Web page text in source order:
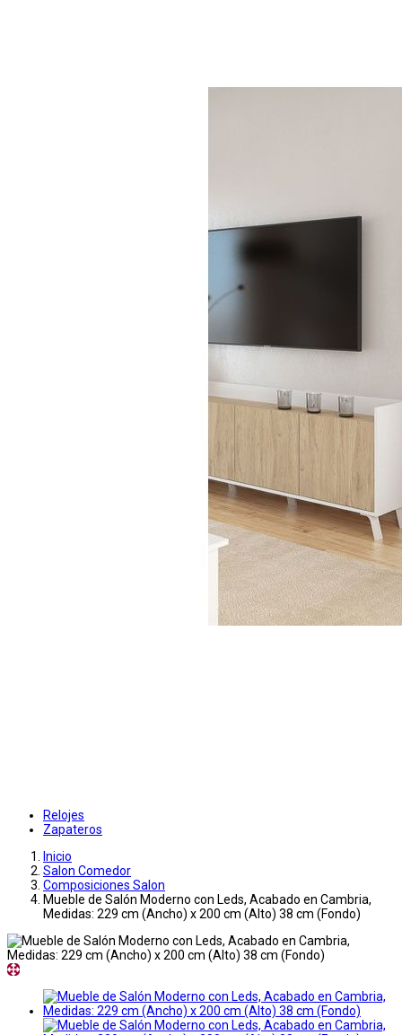
Relojes
Zapateros
Inicio
Salon Comedor
Composiciones Salon
Mueble de Salón Moderno con Leds, Acabado en Cambria,
Medidas: 229 cm (Ancho) x 200 cm (Alto) 38 cm (Fondo)